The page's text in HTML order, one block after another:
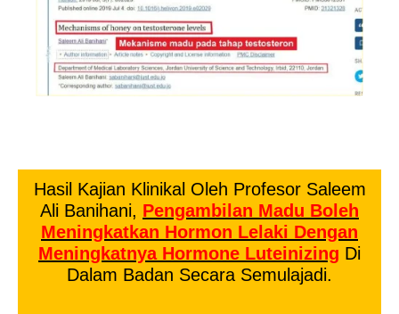
Hasil Kajian Klinikal Oleh Profesor Saleem
Ali Banihani, PEngambilan Madu Boleh
Meningkatkan Hormon Lelaki Dengan
Meningkatnya Hormone Luteinizing Di
Dalam Badan Secara Semulajadi.